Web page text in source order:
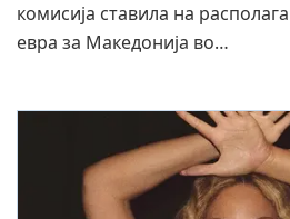
комисија ставила на
евра за Македонија во…